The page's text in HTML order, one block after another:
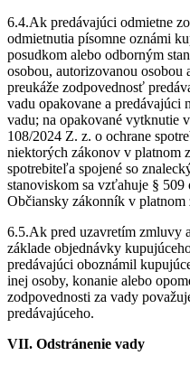
6.4.Ak predávajúci odmietne
odmietnutia písomne oznámi
posudkom alebo odborným
osobou, autorizovanou
preukáže zodpovednosť
vadu opakovane a predávajúci
vadu; na opakované vytknutie
108/2024 Z. z. o ochrane
niektorých zákonov v platnom
spotrebiteľa spojené so
stanoviskom sa vzťahuje §
Občiansky zákonník v platnom
6.5.Ak pred uzavretím zmluvy
základe objednávky
predávajúci oboznámil
inej osoby, konanie alebo
zodpovednosti za vady
predávajúceho.
VII. Odstránenie vady